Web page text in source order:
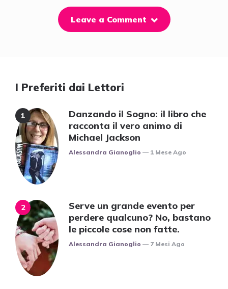
Leave a Comment
I Preferiti dai Lettori
Danzando il Sogno: il libro che
racconta il vero animo di
Michael Jackson
Posted
Alessandra Gianoglio 1 Mese Ago
Serve un grande evento per
perdere qualcuno? No, bastano
le piccole cose non fatte.
Posted
Alessandra Gianoglio 7 Mesi Ago